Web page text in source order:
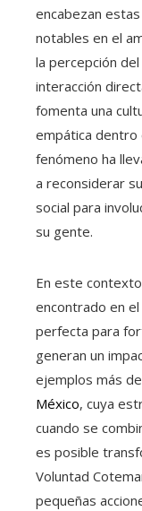
encabezan
notables en el
la percepción
interacción
fomenta una
empática dentro
fenómeno ha
a reconsiderar
social para
su gente.
En este
encontrado en
perfecta para
generan un
ejemplos más
México, cuya
cuando se
es posible
Voluntad
pequeñas